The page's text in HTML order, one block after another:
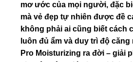
mơ ước của mọi người, đặc
mà vẻ đẹp tự nhiên được đề
không phải ai cũng biết cách
luôn đủ ẩm và duy trì độ
Pro Moisturizing ra đời – giải